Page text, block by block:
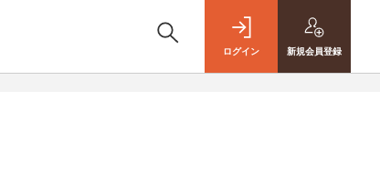
ログイン 新規会員登録